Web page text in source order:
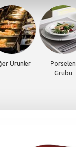
Döner